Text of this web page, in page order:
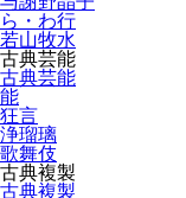
ら・わ行
若山牧水
古典芸能
古典芸能
能
狂言
浄瑠璃
歌舞伎
古典複製
古典複製